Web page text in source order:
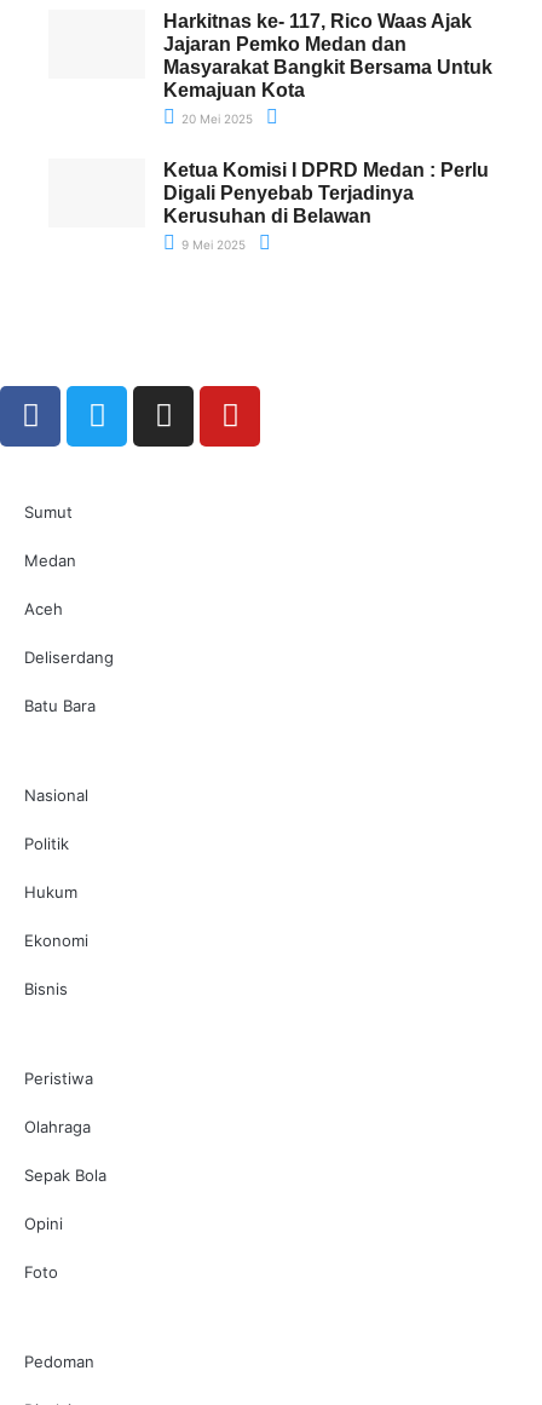
Harkitnas ke- 117, Rico Waas Ajak
Jajaran Pemko Medan dan
Masyarakat Bangkit Bersama Untuk
Kemajuan Kota
20 Mei 2025
Ketua Komisi I DPRD Medan : Perlu
Digali Penyebab Terjadinya
Kerusuhan di Belawan
9 Mei 2025
Sumut
Medan
Aceh
Deliserdang
Batu Bara
Nasional
Politik
Hukum
Ekonomi
Bisnis
Peristiwa
Olahraga
Sepak Bola
Opini
Foto
Pedoman